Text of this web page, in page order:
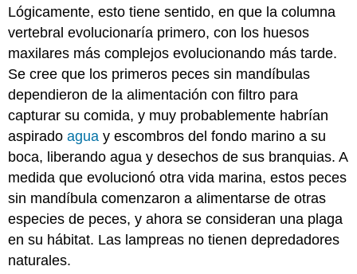
Lógicamente, esto tiene sentido, en que la columna
vertebral evolucionaría primero, con los huesos
maxilares más complejos evolucionando más tarde.
Se cree que los primeros peces sin mandíbulas
dependieron de la alimentación con filtro para
capturar su comida, y muy probablemente habrían
aspiradoagua y escombros del fondo marino a su
boca, liberando agua y desechos de sus branquias. A
medida que evolucionó otra vida marina, estos peces
sin mandíbula comenzaron a alimentarse de otras
especies de peces, y ahora se consideran una plaga
en su hábitat. Las lampreas no tienen depredadores
naturales.